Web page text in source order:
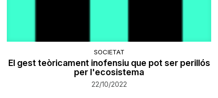
SOCIETAT
El gest teòricament inofensiu que pot ser perillós
per l'ecosistema
22/10/2022